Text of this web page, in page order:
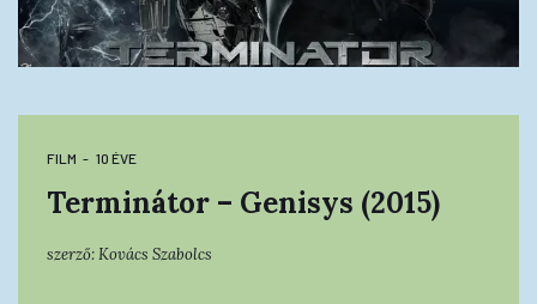
FILM 10 ÉVE
Terminátor – Genisys (2015)
szerző:Kovács Szabolcs